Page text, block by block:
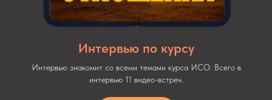
Интервью по курсу
Интервью знакомит со всеми темами курса ИСО. Всего в
интервью 11 видео-встреч.